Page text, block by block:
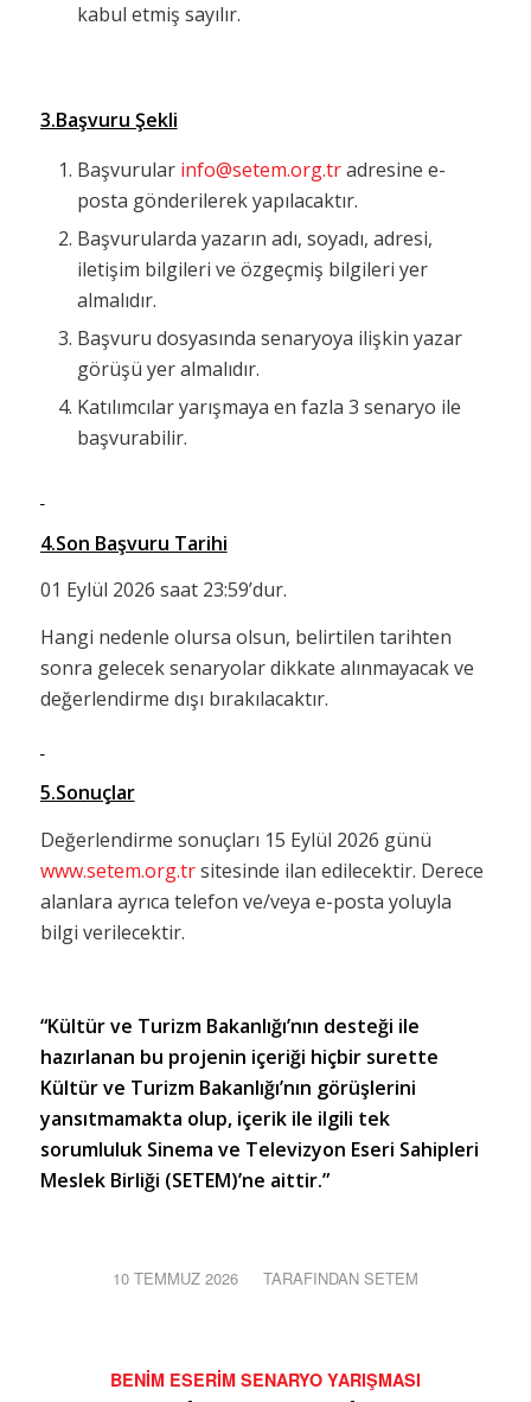
kabul etmiş sayılır.
3.Başvuru Şekli
Başvurular info@setem.org.tradresine e-
posta gönderilerek yapılacaktır.
Başvurularda yazarın adı, soyadı, adresi,
iletişim bilgileri ve özgeçmiş bilgileri yer
almalıdır.
Başvuru dosyasında senaryoya ilişkin yazar
görüşü yer almalıdır.
Katılımcılar yarışmaya en fazla 3 senaryo ile
başvurabilir.
4.Son Başvuru Tarihi
01 Eylül 2026 saat 23:59’dur.
Hangi nedenle olursa olsun, belirtilen tarihten
sonra gelecek senaryolar dikkate alınmayacak ve
değerlendirme dışı bırakılacaktır.
5.Sonuçlar
Değerlendirme sonuçları 15 Eylül 2026 günü
www.setem.org.trsitesinde ilan edilecektir. Derece
alanlara ayrıca telefon ve/veya e-posta yoluyla
bilgi verilecektir.
“Kültür ve Turizm Bakanlığı’nın desteği ile
hazırlanan bu projenin içeriği hiçbir surette
Kültür ve Turizm Bakanlığı’nın görüşlerini
yansıtmamakta olup, içerik ile ilgili tek
sorumluluk Sinema ve Televizyon Eseri Sahipleri
Meslek Birliği (SETEM)’ne aittir.”
10 TEMMUZ 2026
/ TARAFINDAN SETEM
BENIM ESERIM SENARYO YARIŞMASI